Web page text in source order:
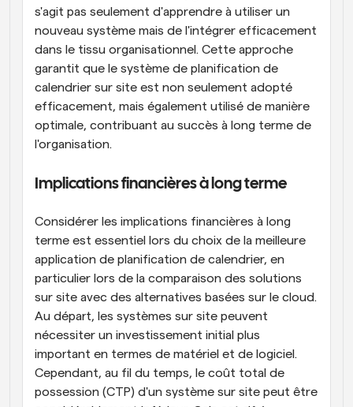
s'agit pas seulement d'apprendre à utiliser un
nouveau système mais de l'intégrer efficacement
dans le tissu organisationnel. Cette approche
garantit que le système de planification de
calendrier sur site est non seulement adopté
efficacement, mais également utilisé de manière
optimale, contribuant au succès à long terme de
l'organisation.
Implications financières à long terme
Considérer les implications financières à long
terme est essentiel lors du choix de la meilleure
application de planification de calendrier, en
particulier lors de la comparaison des solutions
sur site avec des alternatives basées sur le cloud.
Au départ, les systèmes sur site peuvent
nécessiter un investissement initial plus
important en termes de matériel et de logiciel.
Cependant, au fil du temps, le coût total de
possession (CTP) d'un système sur site peut être